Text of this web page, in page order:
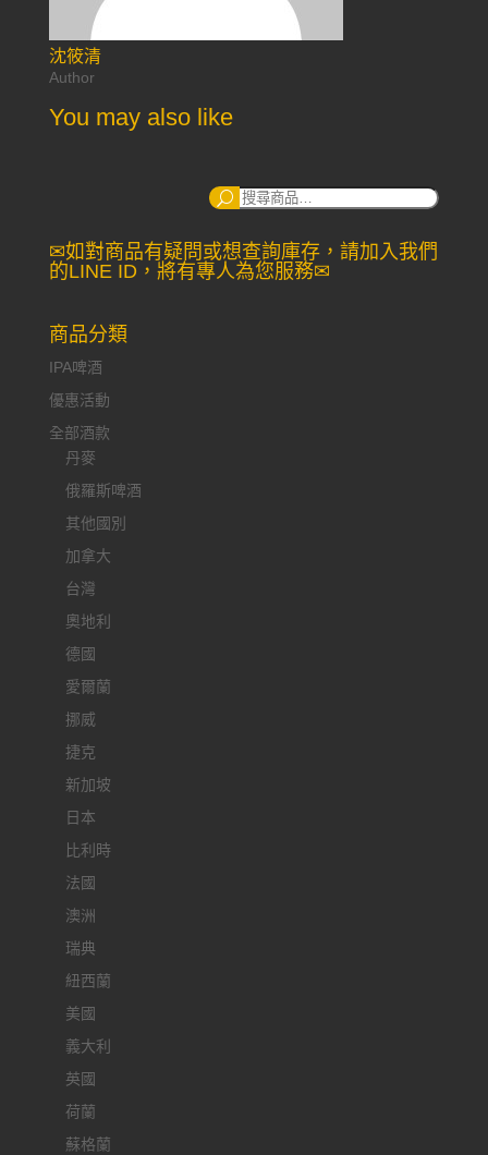
沈筱清
Author
You may also like
搜
✉如對商品有疑問或想查詢庫存，請加入我們
的LINE ID，將有專人為您服務✉
商品分類
IPA啤酒
優惠活動
全部酒款
丹麥
俄羅斯啤酒
其他國別
加拿大
台灣
奧地利
德國
愛爾蘭
挪威
捷克
新加坡
日本
比利時
法國
澳洲
瑞典
紐西蘭
美國
義大利
英國
荷蘭
蘇格蘭